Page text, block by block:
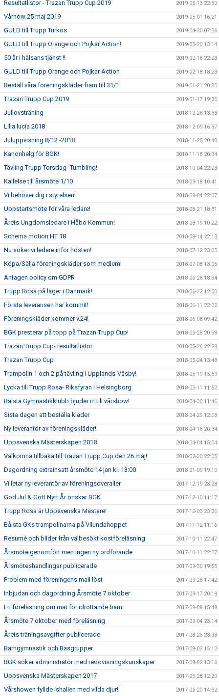
Resultatlistor - Trazan Trupp Cup 2019 2019-05-13 22:50
Vårhow 25 maj 2019 2019-05-01 16:21
GULD till Trupp Turkos 2019-04-30 07:36
GULD till Trupp Orange och Pojkar Action! 2019-03-20 13:14
50 år i hälsans tjänst !! 2019-02-18 22:23
GULD till Trupp Orange och Pojkar Action 2019-02-18 18:23
Beställ våra föreningskläder fram till 31/1 2019-01-21 20:35
Trazan Trupp Cup 2019 2019-01-17 19:36
Jullovsträning 2018-12-28 13:33
Lilla lucia 2018 2018-12-09 16:37
Juluppvisning 8/12 -2018 2018-11-25 20:40
Kanonhelg för BGK! 2018-11-18 20:34
Tävling Trupp Torsdag- Tumbling! 2018-10-04 22:23
Kallelse till årsmöte 1/10 2018-09-18 10:41
Vi behöver dig i styrelsen! 2018-09-04 22:07
Uppstartsmöte för våra ledare! 2018-08-21 18:31
Årets Ungdomsledare i Håbo Kommun! 2018-08-19 10:22
Schema motion HT 18 2018-08-14 22:13
Nu söker vi ledare inför hösten! 2018-07-12 23:05
Köpa/Sälja föreningskläder som medlem! 2018-07-08 13:05
Antagen policy om GDPR 2018-06-28 18:34
Trupp Rosa på läger i Danmark! 2018-06-22 12:00
Första leveransen har kommit! 2018-06-11 22:02
Föreningskläder kommer v.24! 2018-06-08 09:42
BGK presterar på topp på Trazan Trupp Cup! 2018-05-28 20:58
Trazan Trupp Cup- resultatlistor 2018-05-26 22:28
Trazan Trupp Cup 2018-05-24 13:48
Trampolin 1 och 2 på tävling i Upplands-Väsby! 2018-05-19 15:59
Lycka till Trupp Rosa- Riksfyran i Helsingborg 2018-05-11 11:52
Bålsta Gymnastikklubb bjuder in till vårshow! 2018-04-30 11:46
Sista dagen att beställa kläder 2018-04-29 12:08
Ny leverantör av föreningskläder! 2018-04-16 20:34
Uppsvenska Mästerskapen 2018 2018-04-04 15:04
Välkomna tillbaka till Trazan Trupp Cup den 26 maj! 2018-02-20 22:05
Dagordning extrainsatt årsmöte 14 jan kl. 13:00 2018-01-09 19:10
Vi letar ny leverantör av föreningsoveraller 2017-12-19 23:28
God Jul & Gott Nytt År önskar BGK 2017-12-10 11:17
Trupp Rosa är Uppsvenska Mästare! 2017-12-03 23:36
Bålsta GKs trampolinarna på Vilundahoppet 2017-11-12 11:16
Resumé och bilder från välbesökt kostföreläsning 2017-10-11 22:47
Årsmöte genomfört men ingen ny ordförande 2017-10-11 22:37
Årsmöteshandlingar publicerade 2017-09-30 19:55
Problem med föreningens mail löst 2017-09-28 17:42
Inbjudan och dagordning Årsmöte 7 oktober 2017-09-17 20:18
Fri föreläsning om mat för idrottande barn 2017-09-08 15:48
Årsmöte 7 oktober med föreläsning 2017-09-04 23:14
Årets träningsavgifter publicerade 2017-08-25 23:38
Barngymnastik och Basgrupper 2017-08-02 15:12
BGK söker administratör med redovisningskunskaper 2017-08-02 13:16
Uppsvenska Mästerskapen 2017 2017-05-28 12:29
Vårshowen fyllde ishallen med vilda djur! 2017-05-20 14:32